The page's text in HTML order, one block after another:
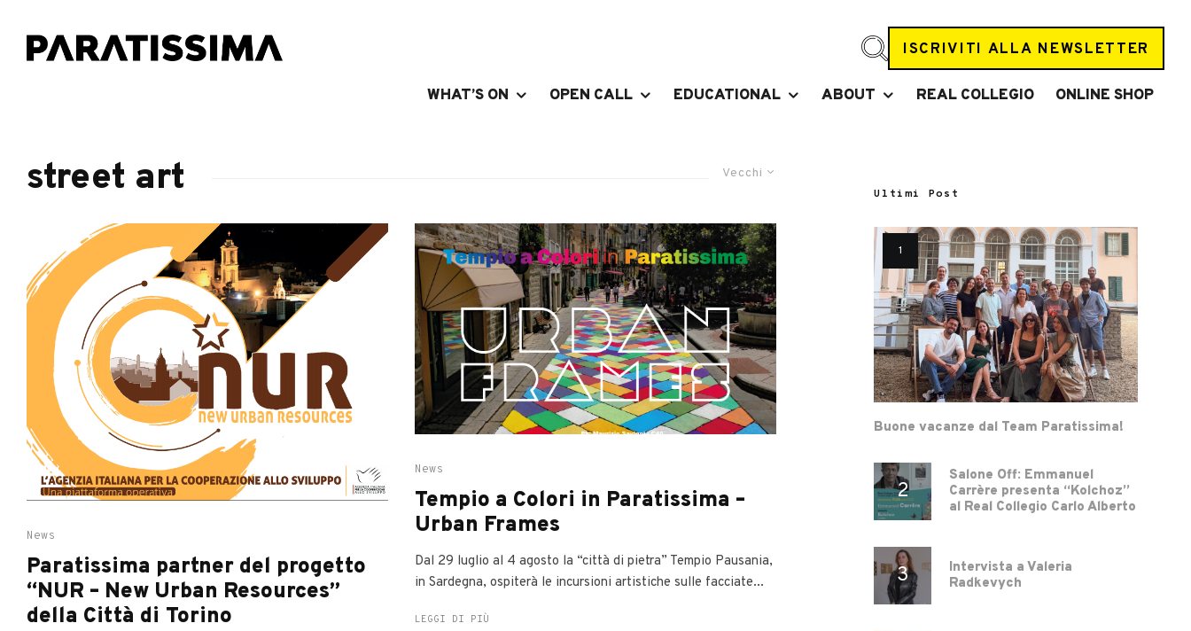
ISCRIVITI ALLA NEWSLETTER
WHAT’S ON OPEN CALL EDUCATIONAL ABOUT REAL COLLEGIO ONLINE SHOP
Vecchi
street art
News
Paratissima partner del progetto
“NUR – New Urban Resources”
della Città di Torino
News
Tempio a Colori in Paratissima –
Urban Frames
Dal 29 luglio al 4 agosto la “città di pietra” Tempio Pausania,
in Sardegna, ospiterà le incursioni artistiche sulle facciate...
LEGGI DI PIÙ
Ultimi Post
Buone vacanze dal Team Paratissima!
Salone Off: Emmanuel
Carrère presenta “Kolchoz”
al Real Collegio Carlo Alberto
Intervista a Valeria
Radkevych